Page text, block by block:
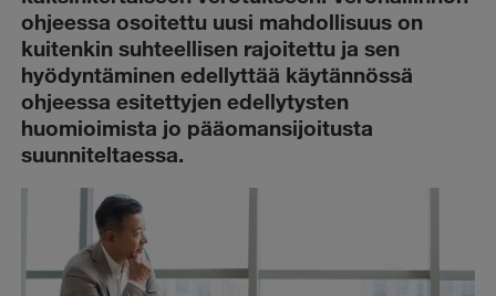
ohjeessa osoitettu uusi mahdollisuus on
kuitenkin suhteellisen rajoitettu ja sen
hyödyntäminen edellyttää käytännössä
ohjeessa esitettyjen edellytysten
huomioimista jo pääomansijoitusta
suunniteltaessa.